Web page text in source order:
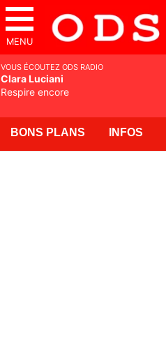
MENU
BONS PLANS INFOS
VOUS ÉCOUTEZ ODS RADIO
Clara Luciani
Respire encore